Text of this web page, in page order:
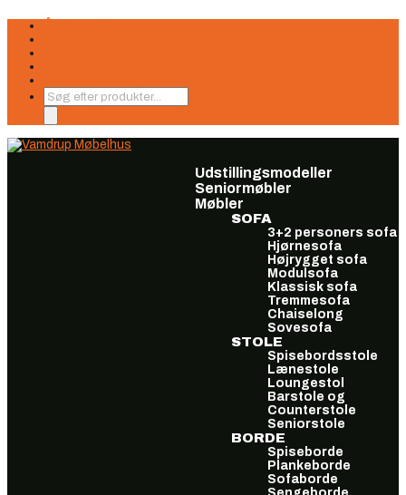
Products
search
Udstillingsmodeller
Seniormøbler
Møbler
SOFA
3+2 personers sofa
Hjørnesofa
Højrygget sofa
Modulsofa
Klassisk sofa
Tremmesofa
Chaiselong
Sovesofa
STOLE
Spisebordsstole
Lænestole
Loungestol
Barstole og
Counterstole
Seniorstole
BORDE
Spiseborde
Plankeborde
Sofaborde